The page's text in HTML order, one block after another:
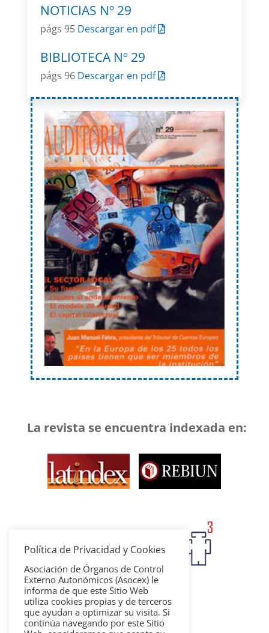
NOTICIAS Nº 29
págs 95 Descargar en pdf
BIBLIOTECA Nº 29
págs 96 Descargar en pdf
La revista se encuentra indexada en:
Política de Privacidad y Cookies
Asociación de Órganos de Control
Externo Autonómicos (Asocex) le
informa de que este Sitio Web
utiliza cookies propias y de terceros
que ayudan a optimizar su visita. Si
continúa navegando por este Sitio